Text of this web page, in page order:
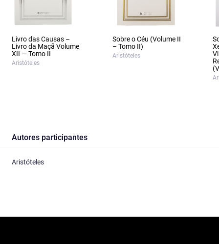
Livro das Causas –
Livro da Maçã Volume
XII — Tomo II
Aristóteles
Sobre o Céu (Volume II
– Tomo II)
Aristóteles
Autores participantes
Aristóteles